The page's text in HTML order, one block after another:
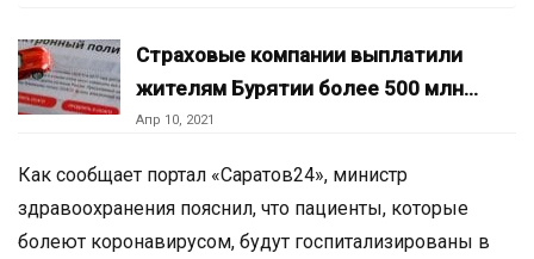
Страховые компании выплатили
жителям Бурятии более 500 млн…
Апр 10, 2021
Как сообщает портал «Саратов24», министр
здравоохранения пояснил, что пациенты, которые
болеют коронавирусом, будут госпитализированы в